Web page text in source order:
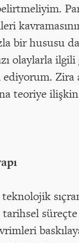
bir hususu
olaylarla
teoriye
süreçte